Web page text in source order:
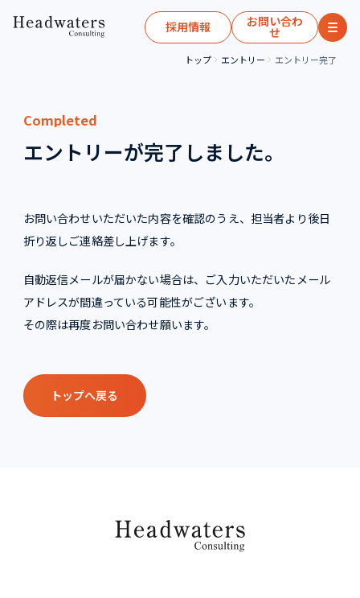
採用情報 お問い合わ
せ
トップ エントリー エントリー完了
Completed
エントリーが完了しました。
お問い合わせいただいた内容を確認のうえ、担当者より後日
折り返しご連絡差し上げます。
自動返信メールが届かない場合は、ご入力いただいたメール
アドレスが間違っている可能性がございます。
その際は再度お問い合わせ願います。
トップへ戻る